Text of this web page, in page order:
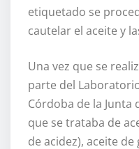
etiquetado se
cautelar el aceite y
Una vez que se
parte del
Córdoba de la Junta
que se trataba de
de acidez), aceite